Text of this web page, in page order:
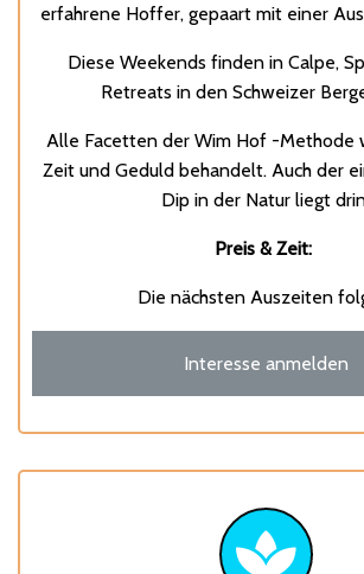
erfahrene Hoffer, gepaart mit einer
Diese Weekends finden in Calpe,
Retreats in den Schweizer
Alle Facetten der Wim Hof ​-Methode
Zeit und Geduld behandelt. Auch der
Dip in der Natur liegt
Preis & Zeit:
Die nächsten Auszeiten
Interesse anmelden